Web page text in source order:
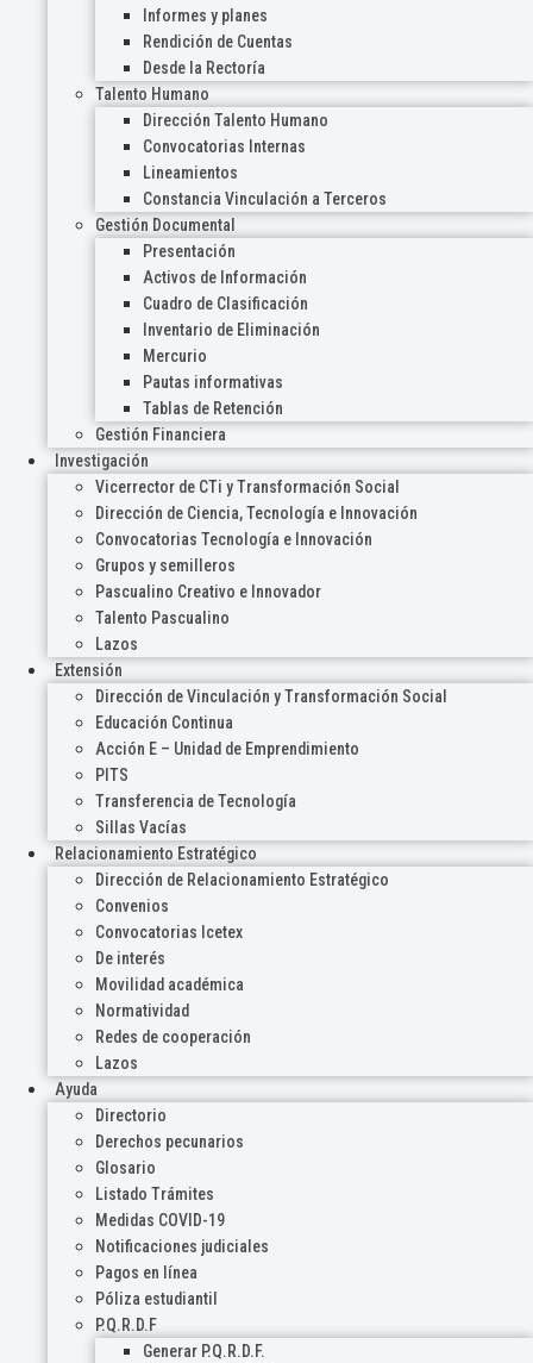
Informes y planes
Rendición de Cuentas
Desde la Rectoría
Talento Humano
Dirección Talento Humano
Convocatorias Internas
Lineamientos
Constancia Vinculación a Terceros
Gestión Documental
Presentación
Activos de Información
Cuadro de Clasificación
Inventario de Eliminación
Mercurio
Pautas informativas
Tablas de Retención
Gestión Financiera
Investigación
Vicerrector de CTi y Transformación Social
Dirección de Ciencia, Tecnología e Innovación
Convocatorias Tecnología e Innovación
Grupos y semilleros
Pascualino Creativo e Innovador
Talento Pascualino
Lazos
Extensión
Dirección de Vinculación y Transformación Social
Educación Continua
Acción E – Unidad de Emprendimiento
PITS
Transferencia de Tecnología
Sillas Vacías
Relacionamiento Estratégico
Dirección de Relacionamiento Estratégico
Convenios
Convocatorias Icetex
De interés
Movilidad académica
Normatividad
Redes de cooperación
Lazos
Ayuda
Directorio
Derechos pecunarios
Glosario
Listado Trámites
Medidas COVID-19
Notificaciones judiciales
Pagos en línea
Póliza estudiantil
P.Q.R.D.F
Generar P.Q.R.D.F.